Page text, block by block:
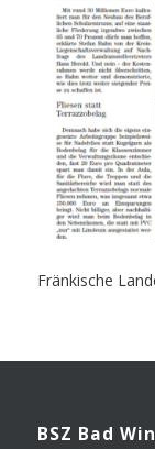
Fränkische
BSZ Bad